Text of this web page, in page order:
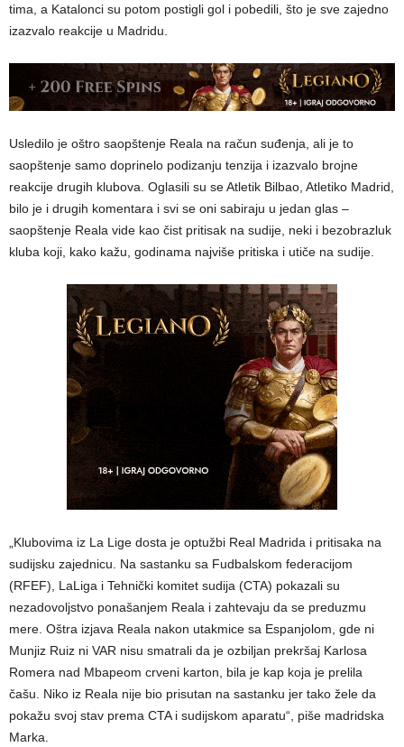
tima, a Katalonci su potom postigli gol i pobedili, što je sve zajedno
izazvalo reakcije u Madridu.
Usledilo je oštro saopštenje Reala na račun suđenja, ali je to
saopštenje samo doprinelo podizanju tenzija i izazvalo brojne
reakcije drugih klubova. Oglasili su se Atletik Bilbao, Atletiko Madrid,
bilo je i drugih komentara i svi se oni sabiraju u jedan glas –
saopštenje Reala vide kao čist pritisak na sudije, neki i bezobrazluk
kluba koji, kako kažu, godinama najviše pritiska i utiče na sudije.
„Klubovima iz La Lige dosta je optužbi Real Madrida i pritisaka na
sudijsku zajednicu. Na sastanku sa Fudbalskom federacijom
(RFEF), LaLiga i Tehnički komitet sudija (CTA) pokazali su
nezadovoljstvo ponašanjem Reala i zahtevaju da se preduzmu
mere. Oštra izjava Reala nakon utakmice sa Espanjolom, gde ni
Munjiz Ruiz ni VAR nisu smatrali da je ozbiljan prekršaj Karlosa
Romera nad Mbapeom crveni karton, bila je kap koja je prelila
čašu. Niko iz Reala nije bio prisutan na sastanku jer tako žele da
pokažu svoj stav prema CTA i sudijskom aparatu“, piše madridska
Marka.